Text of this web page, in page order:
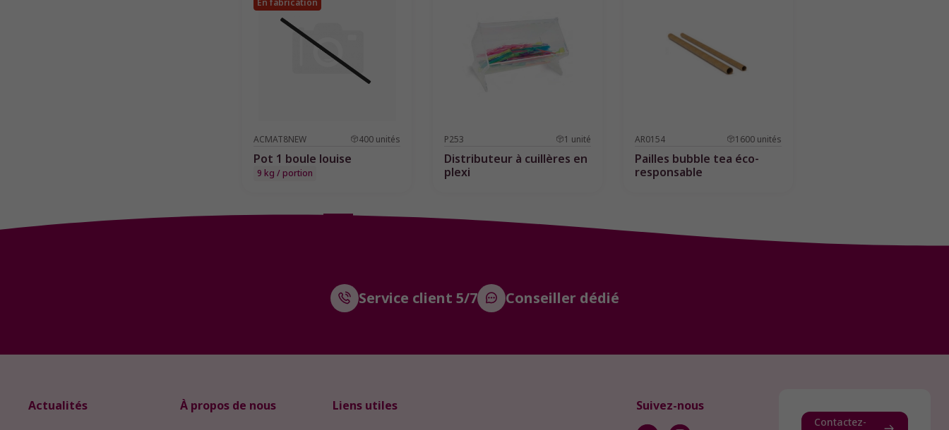
ACMAT8NEW 400 unités
Pot 1 boule louise
9 kg / portion
P253 1 unité
Distributeur à cuillères en
plexi
AR0154 1600 unités
Pailles bubble tea éco-
responsable
Service client 5/7 Conseiller dédié
Actualités À propos de nous Liens utiles Suivez-nous
Contactez-